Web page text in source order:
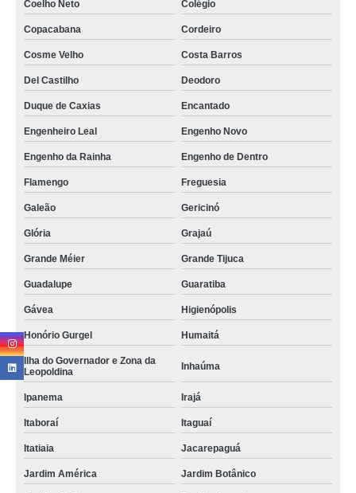
Coelho Neto Colégio
Copacabana Cordeiro
Cosme Velho Costa Barros
Del Castilho Deodoro
Duque de Caxias Encantado
Engenheiro Leal Engenho Novo
Engenho da Rainha Engenho de Dentro
Flamengo Freguesia
Galeão Gericinó
Glória Grajaú
Grande Méier Grande Tijuca
Guadalupe Guaratiba
Gávea Higienópolis
Honório Gurgel Humaitá
Ilha do Governador e Zona da
Leopoldina
Inhaúma
Ipanema Irajá
Itaboraí Itaguaí
Itatiaia Jacarepaguá
Jardim América Jardim Botânico